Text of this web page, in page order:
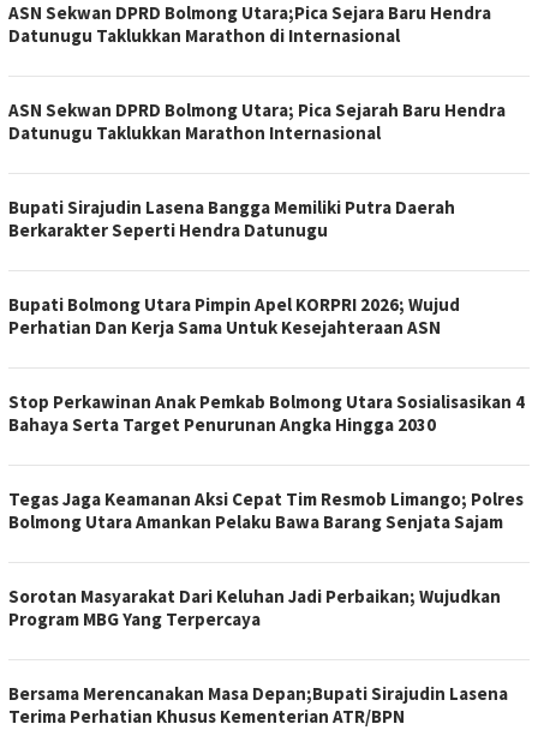
ASN Sekwan DPRD Bolmong Utara;Pica Sejara Baru Hendra
Datunugu Taklukkan Marathon di Internasional
ASN Sekwan DPRD Bolmong Utara; Pica Sejarah Baru Hendra
Datunugu Taklukkan Marathon Internasional
Bupati Sirajudin Lasena Bangga Memiliki Putra Daerah
Berkarakter Seperti Hendra Datunugu
Bupati Bolmong Utara Pimpin Apel KORPRI 2026; Wujud
Perhatian Dan Kerja Sama Untuk Kesejahteraan ASN
Stop Perkawinan Anak Pemkab Bolmong Utara Sosialisasikan 4
Bahaya Serta Target Penurunan Angka Hingga 2030
Tegas Jaga Keamanan Aksi Cepat Tim Resmob Limango; Polres
Bolmong Utara Amankan Pelaku Bawa Barang Senjata Sajam
Sorotan Masyarakat Dari Keluhan Jadi Perbaikan; Wujudkan
Program MBG Yang Terpercaya
Bersama Merencanakan Masa Depan;Bupati Sirajudin Lasena
Terima Perhatian Khusus Kementerian ATR/BPN